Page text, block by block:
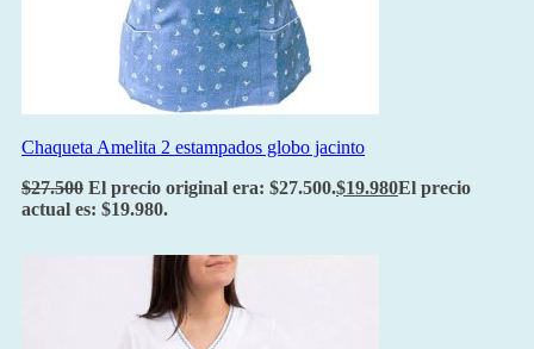
Chaqueta Amelita 2 estampados globo jacinto
$27.500 El precio original era: $27.500.$19.980El precio
actual es: $19.980.